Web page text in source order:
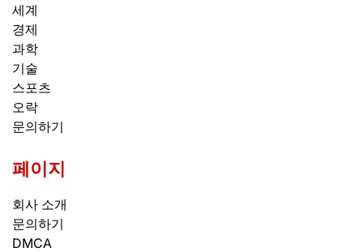
세계
경제
과학
기술
스포츠
오락
문의하기
페이지
회사 소개
문의하기
DMCA